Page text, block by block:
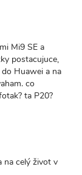
Mi9 SE a
postacujuce,
Huawei a na
co
ta P20?
na celý život v